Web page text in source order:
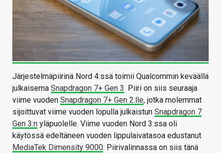
Järjestelmäpiirinä Nord 4:ssä toimii Qualcommin keväällä
julkaisema Snapdragon 7+ Gen 3. Piiri on siis seuraaja
viime vuoden Snapdragon 7+ Gen 2:lle, jotka molemmat
sijoittuvat viime vuoden lopulla julkaistun Snapdragon 7
Gen 3:n yläpuolelle. Viime vuoden Nord 3:ssa oli
käytössä edeltäneen vuoden lippulaivatasoa edustanut
MediaTek Dimensity 9000. Piirivalinnassa on siis tänä